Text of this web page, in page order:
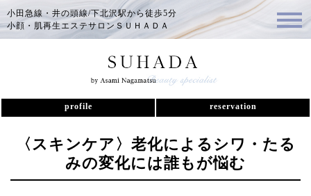
小田急線・井の頭線/下北沢駅から徒歩5分
小顔・肌再生エステサロンＳＵＨＡＤＡ
profile reservation
〈スキンケア〉老化によるシワ・たる
みの変化には誰もが悩む